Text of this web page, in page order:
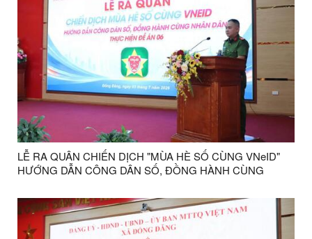
LỄ RA QUÂN CHIẾN DỊCH "MÙA HÈ SỐ CÙNG VNeID"
HƯỚNG DẪN CÔNG DÂN SỐ, ĐỒNG HÀNH CÙNG